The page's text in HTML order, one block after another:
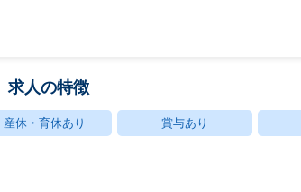
求人の特徴
産休・育休あり 賞与あり